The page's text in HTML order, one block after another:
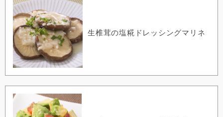
生椎茸の塩糀ドレッシングマリネ